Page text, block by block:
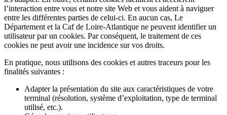
l’interaction entre vous et notre site Web et vous aident à naviguer
entre les différentes parties de celui-ci. En aucun cas, Le
Département et la Caf de Loire-Atlantique ne peuvent identifier un
utilisateur par un cookies. Par conséquent, le traitement de ces
cookies ne peut avoir une incidence sur vos droits.
En pratique, nous utilisons des cookies et autres traceurs pour les
finalités suivantes :
Adapter la présentation du site aux caractéristiques de votre
terminal (résolution, système d’exploitation, type de terminal
utilisé, etc.).